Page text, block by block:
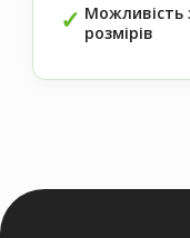
Можливість
розмірів